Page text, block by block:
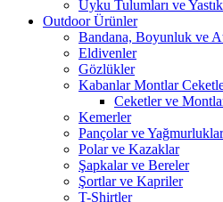
Uyku Tulumları ve
Outdoor Ürünler
Bandana, Boyunluk ve
Eldivenler
Gözlükler
Kabanlar Montlar
Ceketler ve
Kemerler
Pançolar ve Yağmurluklar
Polar ve Kazaklar
Şapkalar ve Bereler
Şortlar ve Kapriler
T-Shirtler